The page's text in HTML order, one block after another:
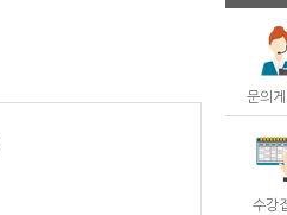
문의
수강